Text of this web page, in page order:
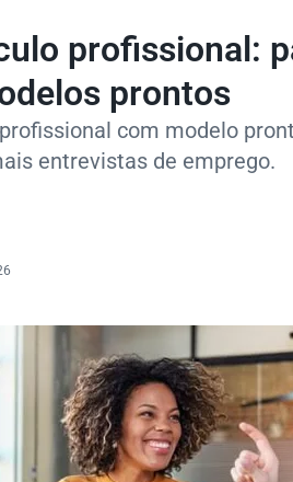
profissional:
prontos
com modelo
entrevistas de emprego.